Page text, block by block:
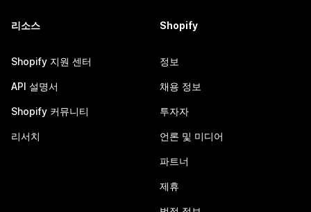
리소스
Shopify 지원 센터
API 설명서
Shopify 커뮤니티
리서치
Shopify
정보
채용 정보
투자자
언론 및 미디어
파트너
제휴